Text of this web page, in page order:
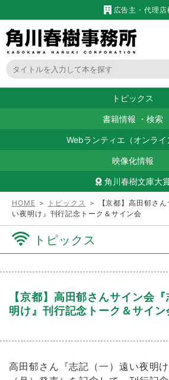
広告主・代理店
トピックス
書籍情報 ・ 検索
Webランティエ（オンライ
映像化情報
角川春樹文庫大
HOME ＞ トピックス ＞ 【京都】高田郁さ
い夜明け』刊行記念トーク＆サイン会
トピックス
【京都】高田郁さんサイン会
明け』刊行記念トーク＆サイン
高田郁さん『志記（一）遠い夜明